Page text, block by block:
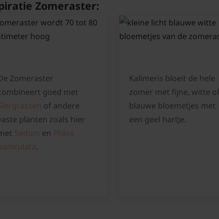
Zomeraster:
Zomeraster
goed met
of andere
planten zoals hier
Sedum en Phlox
.
Kalimeris bloeit de hele
zomer met fijne, witte
blauwe bloemetjes met
een geel hartje.